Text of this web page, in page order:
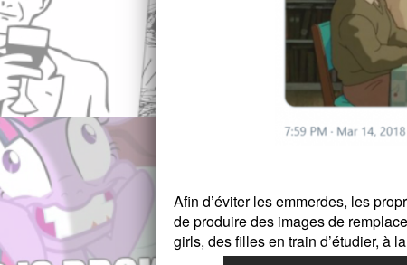
Afin d’éviter les emmerdes, les
de produire des images de
girls, des filles en train d’étudier, à